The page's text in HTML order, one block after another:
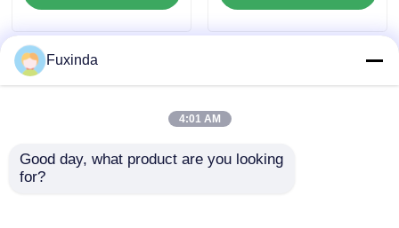
रचनात्मक छतरियाँ
Fuxinda
4:01 AM
Good day, what product are you looking
for?